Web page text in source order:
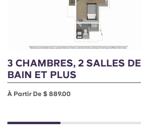
3 CHAMBRES, 2 SALLES DE
BAIN ET PLUS
À Partir De $ 889.00